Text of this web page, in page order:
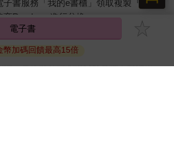
書服務「我的e書櫃」領取複製『兌換
商Readmoo進行兌換。
石堂所購買的電子書僅能以金石堂專屬
讀，無法以其他閱讀器或直接下載檔案。
電子書
加碼回饋最高15倍